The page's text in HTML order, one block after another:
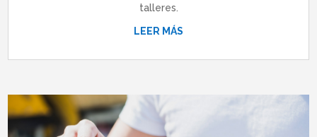
talleres.
LEER MÁS